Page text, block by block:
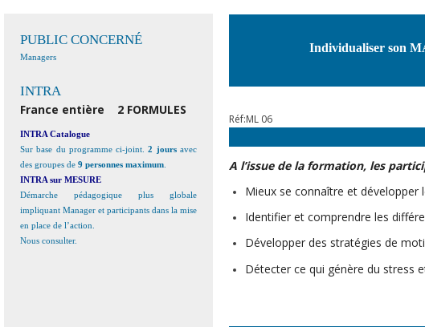
Individualiser son
PUBLIC CONCERNÉ
Managers
INTRA
France entière 2 FORMULES
INTRA Catalogue
Sur base du programme ci-joint. 2 joursavec
des groupes de 9 personnes maximum
INTRA sur MESURE
Démarche pédagogique plus globale
impliquant Manager et participants dans la mise
en place de l’action.
Nous consulter.
Réf:ML 06
A l’issue de la formation, les
Mieux se connaître et développer
Identifier et comprendre les
Développer des stratégies de
Détecter ce qui génère du stress